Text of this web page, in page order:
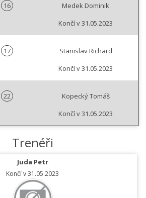
16
Medek Dominik
Končí v 31.05.2023
17
Stanislav Richard
Končí v 31.05.2023
22
Kopecký Tomáš
Končí v 31.05.2023
Trenéři
Juda Petr
Končí v 31.05.2023